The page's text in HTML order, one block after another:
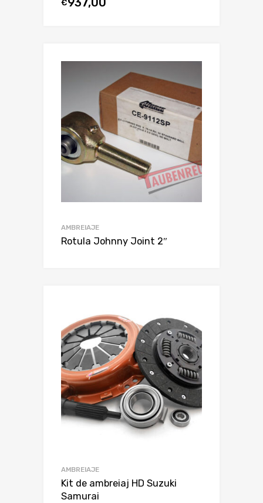
€937,00
AMBREIAJE
Rotula Johnny Joint 2″
AMBREIAJE
Kit de ambreiaj HD Suzuki
Samurai